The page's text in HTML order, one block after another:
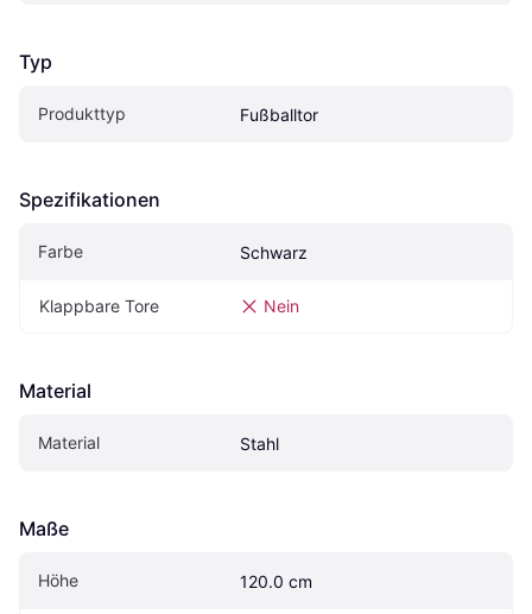
Typ
Produkttyp Fußballtor
Spezifikationen
Farbe Schwarz
Klappbare Tore Nein
Material
Material Stahl
Maße
Höhe 120.0 cm